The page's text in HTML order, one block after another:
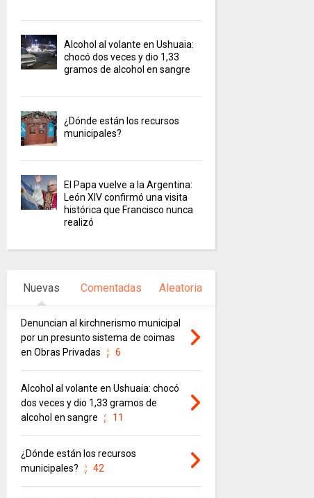
Alcohol al volante en Ushuaia:
chocó dos veces y dio 1,33
gramos de alcohol en sangre
¿Dónde están los recursos
municipales?
El Papa vuelve a la Argentina:
León XIV confirmó una visita
histórica que Francisco nunca
realizó
Nuevas Comentadas Aleatoria
Denuncian al kirchnerismo municipal
por un presunto sistema de coimas
en Obras Privadas
6
Alcohol al volante en Ushuaia: chocó
dos veces y dio 1,33 gramos de
alcohol en sangre
11
¿Dónde están los recursos
municipales?
42